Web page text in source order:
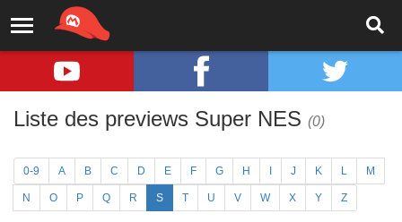
Liste des previews Super NES (0)
0-9 A B C D E F G H J K L M
N O P Q R S T U V W X Y Z